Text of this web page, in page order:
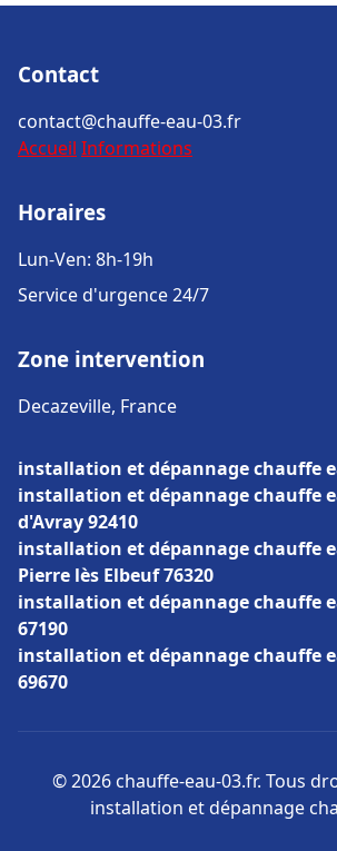
Contact
contact@chauffe-eau-03.fr
Accueil Informations
Horaires
Lun-Ven: 8h-19h
Service d'urgence 24/7
Zone intervention
Decazeville, France
installation et dépannage chauffe
installation et dépannage chauffe
d'Avray 92410
installation et dépannage chauffe
Pierre lès Elbeuf 76320
installation et dépannage chauffe
67190
installation et dépannage chauffe
69670
© 2026 chauffe-eau-03.fr. Tous
installation et dépannage